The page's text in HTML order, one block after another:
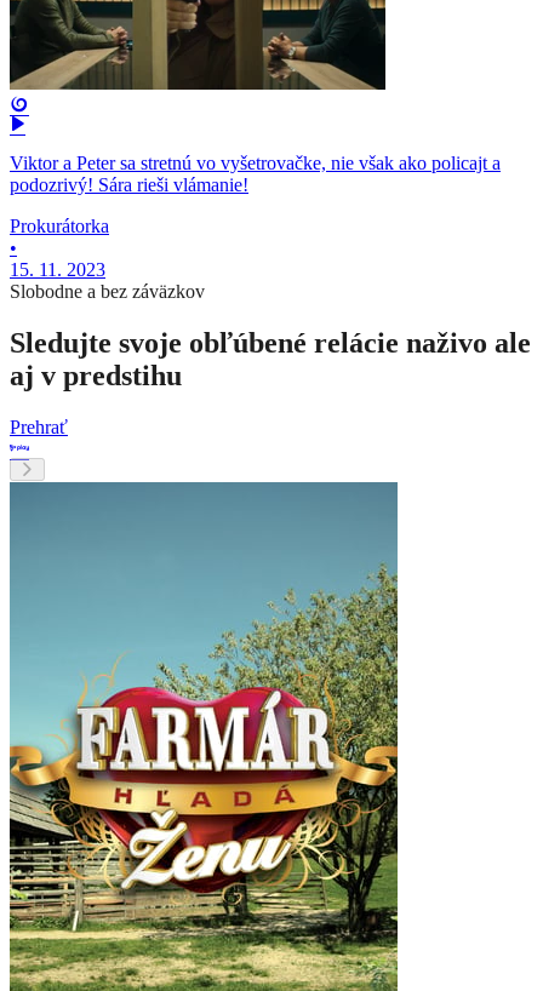
Viktor a Peter sa stretnú vo vyšetrovačke, nie však ako policajt a
podozrivý! Sára rieši vlámanie!
Prokurátorka
•
15. 11. 2023
Slobodne a bez záväzkov
Sledujte svoje obľúbené relácie naživo ale
aj v predstihu
Prehrať